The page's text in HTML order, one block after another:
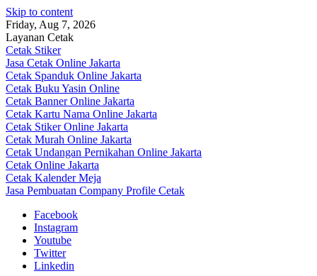
Skip to content
Friday, Aug 7, 2026
Layanan Cetak
Cetak Stiker
Jasa Cetak Online Jakarta
Cetak Spanduk Online Jakarta
Cetak Buku Yasin Online
Cetak Banner Online Jakarta
Cetak Kartu Nama Online Jakarta
Cetak Stiker Online Jakarta
Cetak Murah Online Jakarta
Cetak Undangan Pernikahan Online Jakarta
Cetak Online Jakarta
Cetak Kalender Meja
Jasa Pembuatan Company Profile Cetak
Facebook
Instagram
Youtube
Twitter
Linkedin